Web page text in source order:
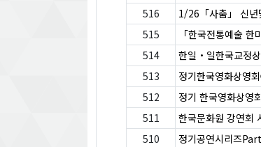
516
1/26「사춤」 신
515
「한국전통예술
514
한일・일한국교정
513
정기한국영화상영
512
정기 한국영화상영
511
한국문화원 강연회
510
정기공연시리즈